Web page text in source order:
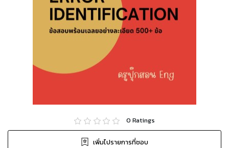
0 Ratings
เพิ่มไปรายการที่ชอบ